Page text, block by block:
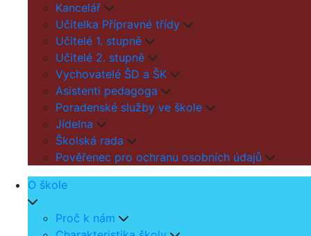
Kancelář
Učitelka Přípravné třídy
Učitelé 1. stupně
Učitelé 2. stupně
Vychovatelé ŠD a ŠK
Asistenti pedagoga
Poradenské služby ve škole
Jídelna
Školská rada
Pověřenec pro ochranu osobních údajů
O škole
Proč k nám